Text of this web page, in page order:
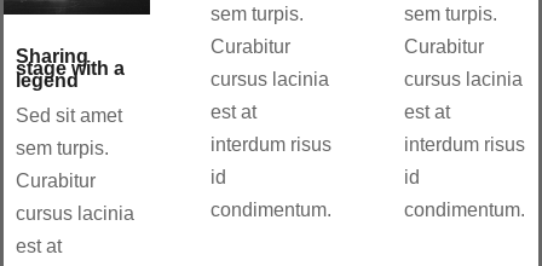
Sharing
stage with a
legend
Sed sit amet
sem turpis.
Curabitur
cursus lacinia
est at
sem turpis.
Curabitur
cursus lacinia
est at
interdum risus
id
condimentum.
sem turpis.
Curabitur
cursus lacinia
est at
interdum risus
id
condimentum.